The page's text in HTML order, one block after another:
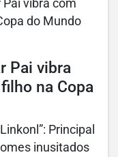
Pai vibra
na Copa